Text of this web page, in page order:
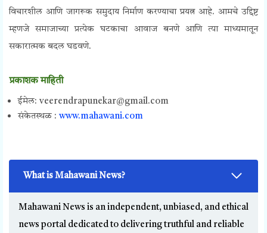
विचारशील आणि जागरूक समुदाय निर्माण करण्याचा प्रयत्न आहे. आमचे उद्दिष्ट
म्हणजे समाजाच्या प्रत्येक घटकाचा आवाज बनणे आणि त्या माध्यमातून
सकारात्मक बदल घडवणे.
प्रकाशक माहिती
ईमेल: veerendrapunekar@gmail.com
संकेतस्थळ :www.mahawani.com
What is Mahawani News?
Mahawani News is an independent, unbiased, and ethical
news portal dedicated to delivering truthful and reliable